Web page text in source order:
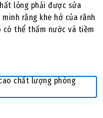
lỏng phải được sửa
rằng khe hở của rãnh
có thể thấm nước và tiềm
chất lượng phòng